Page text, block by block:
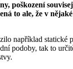
poškození
to ale, že v
například statické
podoby, tak to